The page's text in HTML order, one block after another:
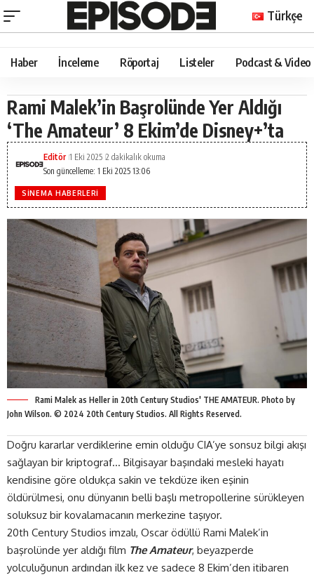
Türkçe
Haber İnceleme Röportaj Listeler Podcast & Video
Rami Malek’in Başrolünde Yer Aldığı
‘The Amateur’ 8 Ekim’de Disney+’ta
Son güncelleme: 1 Eki 2025 13:06
Editör 1 Eki 2025 2 dakikalık okuma
SINEMA HABERLERI
Rami Malek as Heller in 20th Century Studios' THE AMATEUR. Photo by
John Wilson. © 2024 20th Century Studios. All Rights Reserved.
Doğru kararlar verdiklerine emin olduğu CIA’ye sonsuz bilgi akışı
sağlayan bir kriptograf… Bilgisayar başındaki mesleki hayatı
kendisine göre oldukça sakin ve tekdüze iken eşinin
öldürülmesi, onu dünyanın belli başlı metropollerine sürükleyen
soluksuz bir kovalamacanın merkezine taşıyor.
20th Century Studios imzalı, Oscar ödüllü Rami Malek’in
başrolünde yer aldığı film The Amateur, beyazperde
yolculuğunun ardından ilk kez ve sadece 8 Ekim’den itibaren